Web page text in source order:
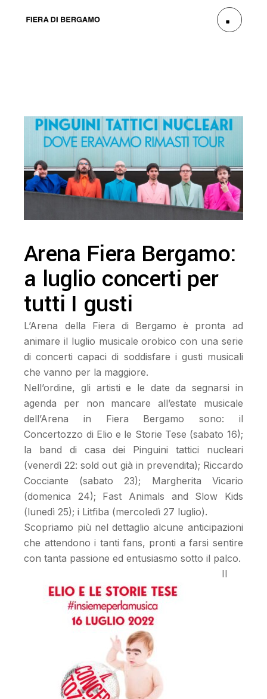
Arena Fiera Bergamo:
a luglio concerti per
tutti I gusti
L’Arena della Fiera di Bergamo è pronta ad
animare il luglio musicale orobico con una serie
di concerti capaci di soddisfare i gusti musicali
che vanno per la maggiore.
Nell’ordine, gli artisti e le date da segnarsi in
agenda per non mancare all’estate musicale
dell’Arena in Fiera Bergamo sono: il
Concertozzo di Elio e le Storie Tese (sabato 16);
la band di casa dei Pinguini tattici nucleari
(venerdì 22: sold out già in prevendita); Riccardo
Cocciante (sabato 23); Margherita Vicario
(domenica 24); Fast Animals and Slow Kids
(lunedì 25); i Litfiba (mercoledì 27 luglio).
Scopriamo più nel dettaglio alcune anticipazioni
che attendono i tanti fans, pronti a farsi sentire
con tanta passione ed entusiasmo sotto il palco.
Il